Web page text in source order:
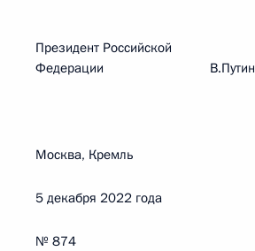
Президент Российской
Федерации В.Путин
Москва, Кремль
5 декабря 2022 года
№ 874